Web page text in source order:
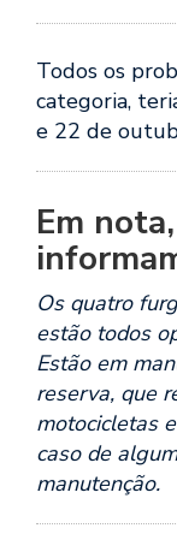
Todos os
categoria,
e 22 de
Em
Os quatro
estão todos
Estão em
reserva, que
motocicletas
caso de
manutenção.